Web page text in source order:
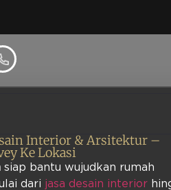
Interior & Arsitektur –
Ke Lokasi
siap bantu wujudkan rumah
dari jasa desain interior